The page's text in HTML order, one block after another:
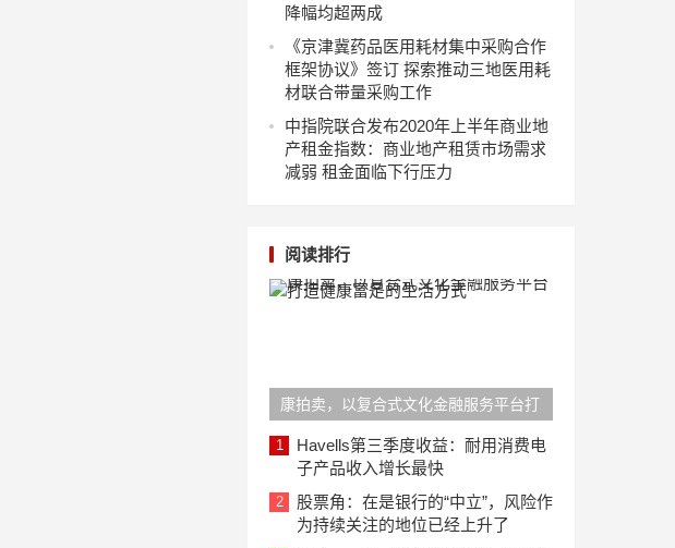
降幅均超两成
《京津冀药品医用耗材集中采购合作
框架协议》签订 探索推动三地医用耗
材联合带量采购工作
中指院联合发布2020年上半年商业地
产租金指数：商业地产租赁市场需求
减弱 租金面临下行压力
阅读排行
康拍卖，以复合式文化金融服务平台打
造健康富足的生活方式
1
Havells第三季度收益：耐用消费电
子产品收入增长最快
2
股票角：在是银行的“中立”，风险作
为持续关注的地位已经上升了